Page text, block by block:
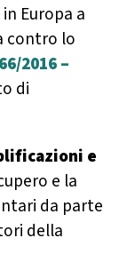
Europa a
contro lo
2016 –
di
e
e la
da parte
della